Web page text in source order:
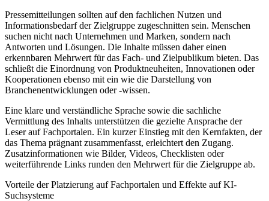
Pressemitteilungen sollten auf den fachlichen Nutzen und
Informationsbedarf der Zielgruppe zugeschnitten sein. Menschen
suchen nicht nach Unternehmen und Marken, sondern nach
Antworten und Lösungen. Die Inhalte müssen daher einen
erkennbaren Mehrwert für das Fach- und Zielpublikum bieten. Das
schließt die Einordnung von Produktneuheiten, Innovationen oder
Kooperationen ebenso mit ein wie die Darstellung von
Branchenentwicklungen oder -wissen.
Eine klare und verständliche Sprache sowie die sachliche
Vermittlung des Inhalts unterstützen die gezielte Ansprache der
Leser auf Fachportalen. Ein kurzer Einstieg mit den Kernfakten, der
das Thema prägnant zusammenfasst, erleichtert den Zugang.
Zusatzinformationen wie Bilder, Videos, Checklisten oder
weiterführende Links runden den Mehrwert für die Zielgruppe ab.
Vorteile der Platzierung auf Fachportalen und Effekte auf KI-
Suchsysteme